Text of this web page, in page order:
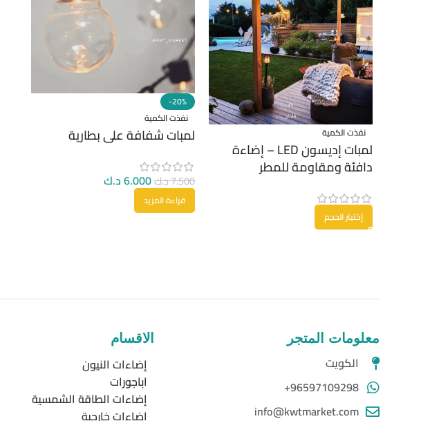
نفذت الكمية
لمبات إديسون LED – إضاءة
دافئة ومقاومة للمطر
إختيار الحجم
-20%
نفذت الكمية
لمبات شفافة على بطارية
7.500د.ك6.000د.ك
قراءة المزيد
معلومات المتجر
الكويت
96597109298+
info@kwtmarket.com
الاقسام
إضاءات النيون
اباجورات
إضاءات الطاقة الشمسية
اضاءات خارجية